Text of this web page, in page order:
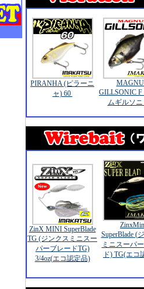
PIRANHA (ピラーニ
ャ) 60
GILLSONIC F
ムギルソ
ZinX MINI SuperBlade
TG (ジンクスミニスー
パーブレードTG)
3/4oz(エコ認定品)
SuperBlade (
ミニスーパ
ド) TG(エコ